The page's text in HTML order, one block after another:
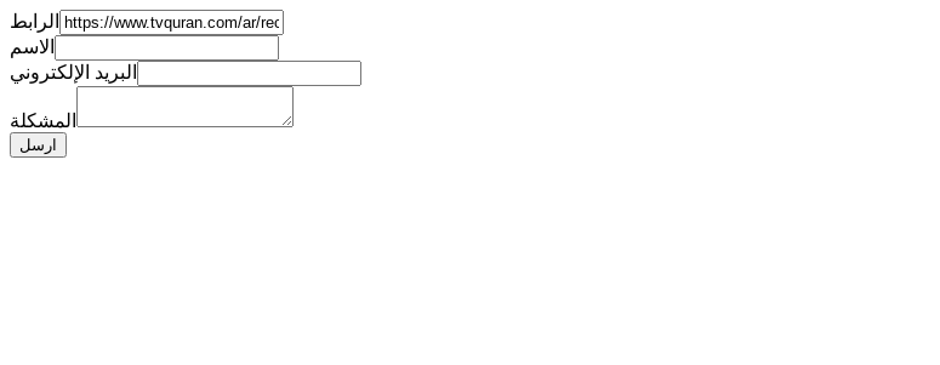
الرابط
الاسم
البريد الإلكتروني
المشكلة
ارسل